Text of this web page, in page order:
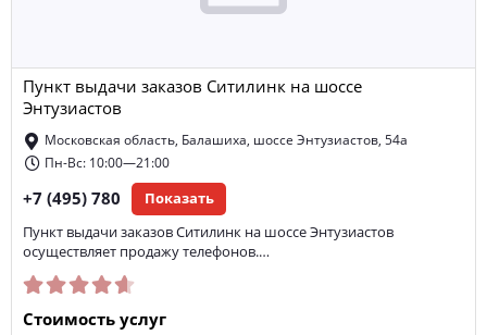
Пункт выдачи заказов Ситилинк на шоссе
Энтузиастов
Московская область, Балашиха, шоссе Энтузиастов, 54а
Пн-Вс: 10:00—21:00
+7 (495) 780 Показать
Пункт выдачи заказов Ситилинк на шоссе Энтузиастов
осуществляет продажу телефонов.…
Стоимость услуг